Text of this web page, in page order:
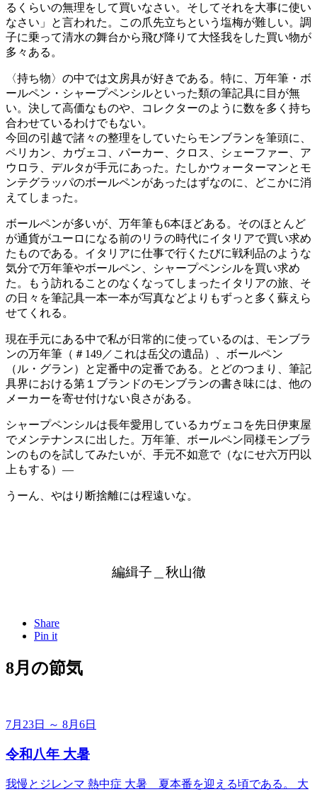
るくらいの無理をして買いなさい。そしてそれを大事に使い
なさい」と言われた。この爪先立ちという塩梅が難しい。調
子に乗って清水の舞台から飛び降りて大怪我をした買い物が
多々ある。
〈持ち物〉の中では文房具が好きである。特に、万年筆・ボ
ールペン・シャープペンシルといった類の筆記具に目が無
い。決して高価なものや、コレクターのように数を多く持ち
合わせているわけでもない。
今回の引越で諸々の整理をしていたらモンブランを筆頭に、
ペリカン、カヴェコ、パーカー、クロス、シェーファー、ア
ウロラ、デルタが手元にあった。たしかウォーターマンとモ
ンテグラッパのボールペンがあったはずなのに、どこかに消
えてしまった。
ボールペンが多いが、万年筆も6本ほどある。そのほとんど
が通貨がユーロになる前のリラの時代にイタリアで買い求め
たものである。イタリアに仕事で行くたびに戦利品のような
気分で万年筆やボールペン、シャープペンシルを買い求め
た。もう訪れることのなくなってしまったイタリアの旅、そ
の日々を筆記具一本一本が写真などよりもずっと多く蘇えら
せてくれる。
現在手元にある中で私が日常的に使っているのは、モンブラ
ンの万年筆（＃149／これは岳父の遺品）、ボールペン
（ル・グラン）と定番中の定番である。とどのつまり、筆記
具界における第１ブランドのモンブランの書き味には、他の
メーカーを寄せ付けない良さがある。
シャープペンシルは長年愛用しているカヴェコを先日伊東屋
でメンテナンスに出した。万年筆、ボールペン同様モンブラ
ンのものを試してみたいが、手元不如意で（なにせ六万円以
上もする）—
うーん、やはり断捨離には程遠いな。
編緝子＿秋山徹
Share
Pin it
8月の節気
7月23日 ～ 8月6日
令和八年 大暑
我慢とジレンマ 熱中症 大暑＿夏本番を迎える頃である。 大